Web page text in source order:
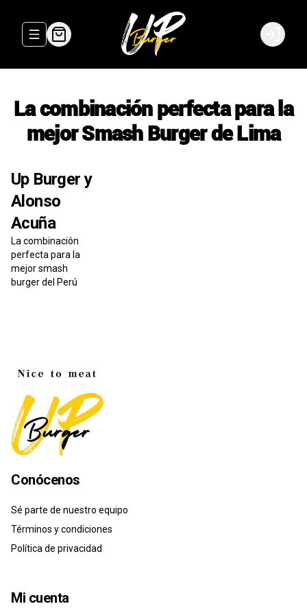
Abrir menu de navegación Login
La combinación perfecta para la
mejor Smash Burger de Lima
Up Burger y
Alonso
Acuña
La combinación
perfecta para la
mejor smash
burger del Perú
Conócenos
Sé parte de nuestro equipo
Términos y condiciones
Política de privacidad
Mi cuenta